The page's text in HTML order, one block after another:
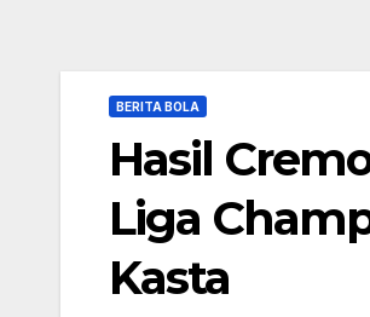
BERITA BOLA
Hasil
Liga
Kasta